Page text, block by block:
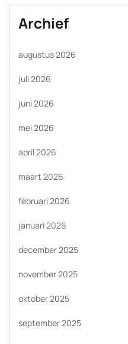
Archief
augustus 2026
juli 2026
juni 2026
mei 2026
april 2026
maart 2026
februari 2026
januari 2026
december 2025
november 2025
oktober 2025
september 2025